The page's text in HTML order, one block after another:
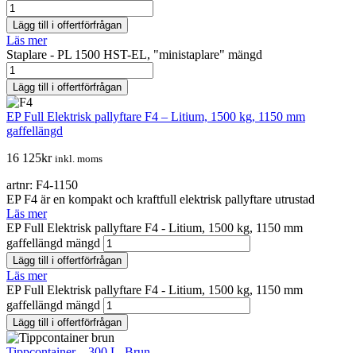
Lägg till i offertförfrågan
Läs mer
Staplare - PL 1500 HST-EL, "ministaplare" mängd
Lägg till i offertförfrågan
EP Full Elektrisk pallyftare F4 – Litium, 1500 kg, 1150 mm
gaffellängd
16 125kr inkl. moms
artnr: F4-1150
EP F4 är en kompakt och kraftfull elektrisk pallyftare utrustad
Läs mer
EP Full Elektrisk pallyftare F4 - Litium, 1500 kg, 1150 mm
gaffellängd mängd
Lägg till i offertförfrågan
Läs mer
EP Full Elektrisk pallyftare F4 - Litium, 1500 kg, 1150 mm
gaffellängd mängd
Lägg till i offertförfrågan